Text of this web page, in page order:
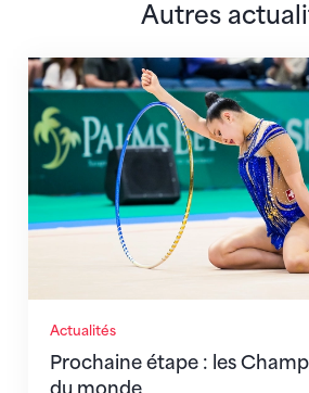
Autres
Actualités
Prochaine étape : les
Prochaine étape : les